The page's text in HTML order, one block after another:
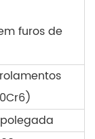
furos de